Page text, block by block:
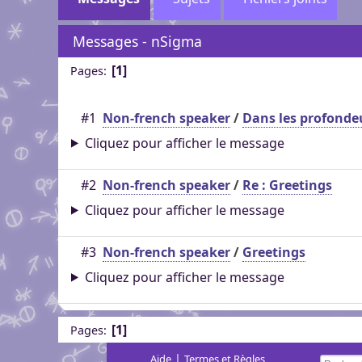
genre pour aider dans
Visioconférence
Visioconférence
compte, via le
XMPP.
Boutiques
quelques boutiques en
stands.
nature, en temps ou
Découvrez comment
nous puissions aller
Messages - nSigma
Pages 1
#1 Non-french speaker/ Dans les
Cliquez pour afficher le message
#2 Non-french speaker/ Re : Greetings
Cliquez pour afficher le message
#3 Non-french speaker/ Greetings
Cliquez pour afficher le message
Pages 1
Aide | Termes et Règles